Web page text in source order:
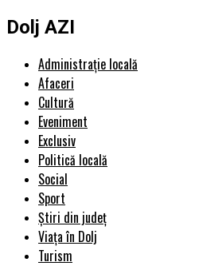
Dolj AZI
Administrație locală
Afaceri
Cultură
Eveniment
Exclusiv
Politică locală
Social
Sport
Știri din județ
Viața în Dolj
Turism